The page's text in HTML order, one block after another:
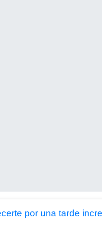
por una tarde